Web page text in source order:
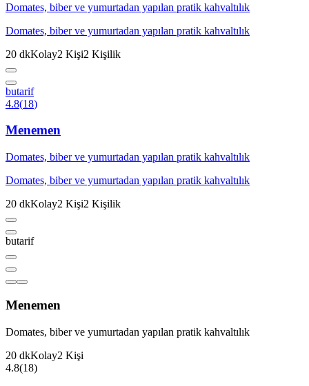
Domates, biber ve yumurtadan yapılan pratik kahvaltılık
Domates, biber ve yumurtadan yapılan pratik kahvaltılık
20 dkKolay2 Kişi2 Kişilik
butarif
4.8(18)
Menemen
Domates, biber ve yumurtadan yapılan pratik kahvaltılık
Domates, biber ve yumurtadan yapılan pratik kahvaltılık
20 dkKolay2 Kişi2 Kişilik
butarif
Menemen
Domates, biber ve yumurtadan yapılan pratik kahvaltılık
20 dkKolay2 Kişi
4.8(18)